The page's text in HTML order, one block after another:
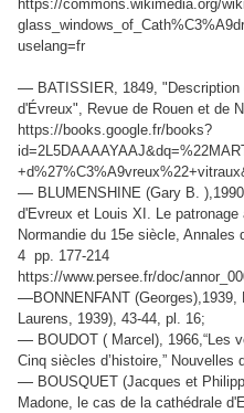
https://commons.wikimedia.org/
uselang=fr
— BATISSIER, 1849,
d'Évreux", Revue de Rouen et de
https://books.google.fr/books?
— BLUMENSHINE (Gary B.
d'Evreux et Louis XI. Le
Normandie du 15e siècle,
4 pp. 177-214
https://www.persee.fr/doc/
—BONNENFANT
Laurens, 1939), 43-44, pl. 16;
— BOUDOT ( Marcel), 1966,“Les
Cinq siècles d’histoire,” Nouvelles
— BOUSQUET (Jacques et
Madone, le cas de la cathédrale